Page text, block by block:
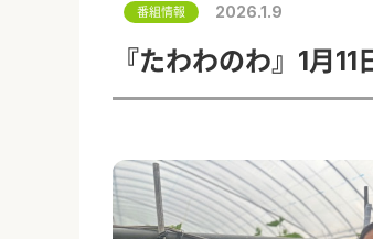
番組情報 2026.1.9
『たわわのわ』1月